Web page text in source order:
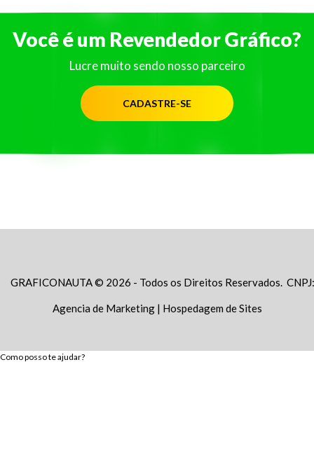
Você é um Revendedor Gráfico?
Lucre muito sendo nosso parceiro
CADASTRE-SE
GRAFICONAUTA © 2026 - Todos os Direitos Reservados.
Agencia de Marketing| Hospedagem de Sites
Como posso te ajudar?